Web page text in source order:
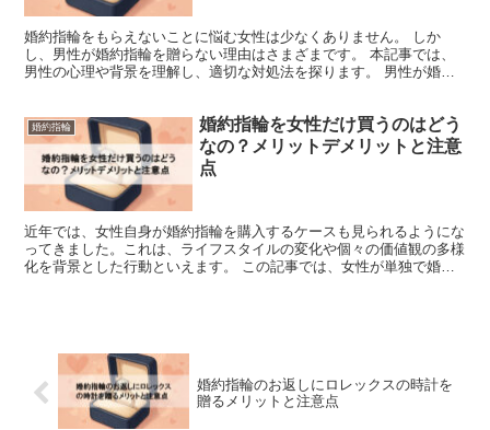
婚約指輪をもらえないことに悩む女性は少なくありません。 しか
し、男性が婚約指輪を贈らない理由はさまざまです。 本記事では、
男性の心理や背景を理解し、適切な対処法を探ります。 男性が婚約
婚約指輪
婚約指輪を女性だけ買うのはどう
なの？メリットデメリットと注意
点
近年では、女性自身が婚約指輪を購入するケースも見られるようにな
ってきました。これは、ライフスタイルの変化や個々の価値観の多様
化を背景とした行動といえます。 この記事では、女性が単独で婚約
婚約指輪のお返しにロレックスの時計を
贈るメリットと注意点